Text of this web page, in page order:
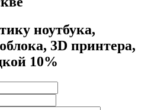
ноутбука,
3D принтера,
10%